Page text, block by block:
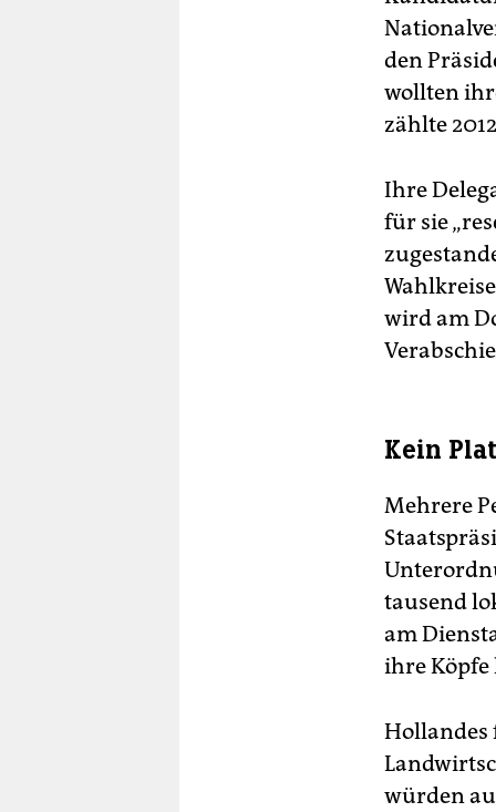
den
wollten
zählte
Ihre
für sie
wird am
Kein
Mehrere
tausend
am
ihre Köpfe
Hollandes
würden